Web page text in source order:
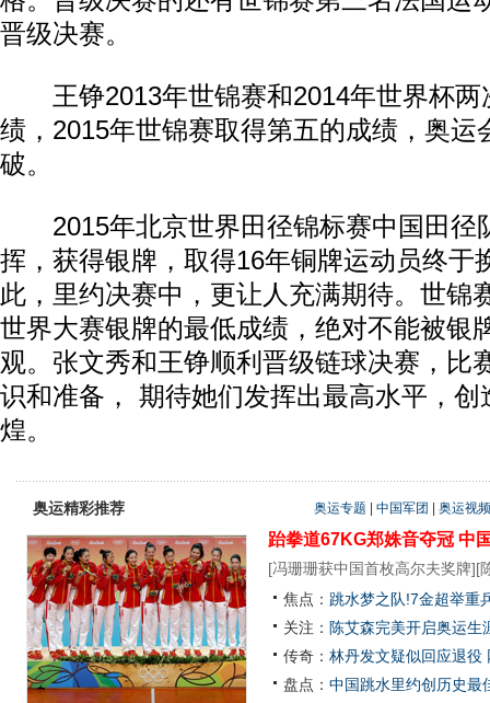
晋级决赛。
王铮2013年世锦赛和2014年世界杯两
绩，2015年世锦赛取得第五的成绩，奥运
破。
2015年北京世界田径锦标赛中国田径
挥，获得银牌，取得16年铜牌运动员终于
此，里约决赛中，更让人充满期待。世锦
世界大赛银牌的最低成绩，绝对不能被银
观。张文秀和王铮顺利晋级链球决赛，比
识和准备， 期待她们发挥出最高水平，创
煌。
奥运精彩推荐 奥运专题 中国军团 奥运视频
跆拳道67KG郑姝音夺冠 中
[冯珊珊获中国首枚高尔夫奖牌][
焦点： 跳水梦之队!7金超举重
关注： 陈艾森完美开启奥运
传奇： 林丹发文疑似回应退役
盘点： 中国跳水里约创历史最